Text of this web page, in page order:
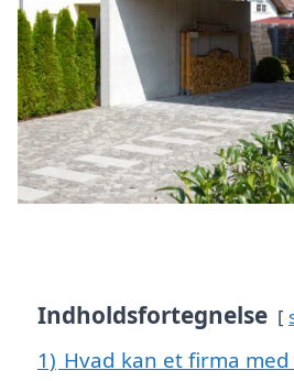
Indholdsfortegnelse
1) Hvad kan et firma